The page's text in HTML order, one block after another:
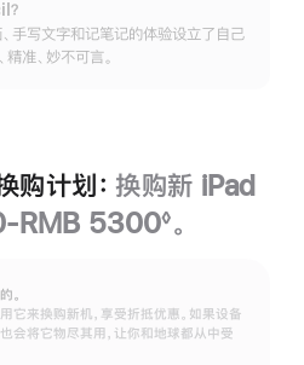
写文字和记笔记的体验设立了自己
准、妙不可言。
计划： 换购新 iPad
RMB 5300◊ 。
。
它来换购新机，享受折抵优惠。如果设备
会将它物尽其用，让你和地球都从中受